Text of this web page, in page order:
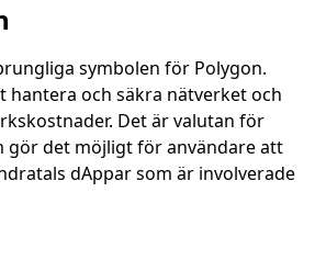
symbolen för Polygon.
hantera och säkra nätverket och
Det är valutan för
gör det möjligt för användare att
dAppar som är involverade